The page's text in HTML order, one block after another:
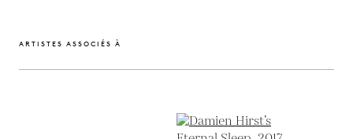
ARTISTES ASSOCIÉS À